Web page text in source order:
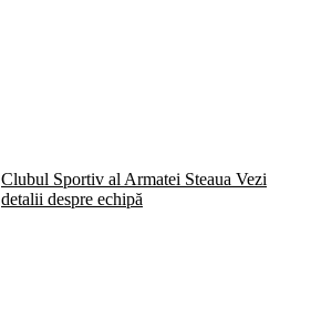
Clubul Sportiv al Armatei Steaua Vezi
detalii despre echipă